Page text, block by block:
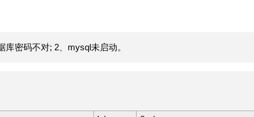
密码不对; 2、mysql未启动。